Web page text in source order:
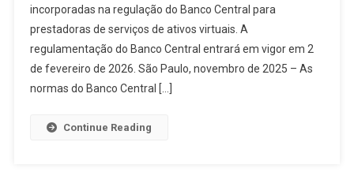
incorporadas na regulação do Banco Central para
prestadoras de serviços de ativos virtuais. A
regulamentação do Banco Central entrará em vigor em 2
de fevereiro de 2026. São Paulo, novembro de 2025 – As
normas do Banco Central […]
Continue Reading